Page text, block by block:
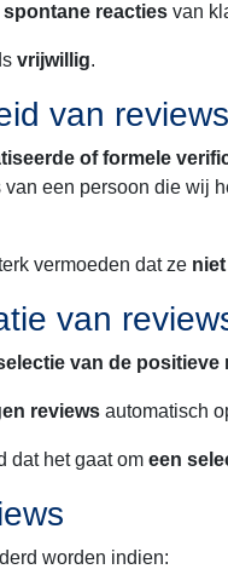
spontane reacties van
vrijwillig.
van reviews
of formele
een persoon die wij
vermoeden dat ze
van
van de positieve
reviews automatisch
dat het gaat om een
worden indien: